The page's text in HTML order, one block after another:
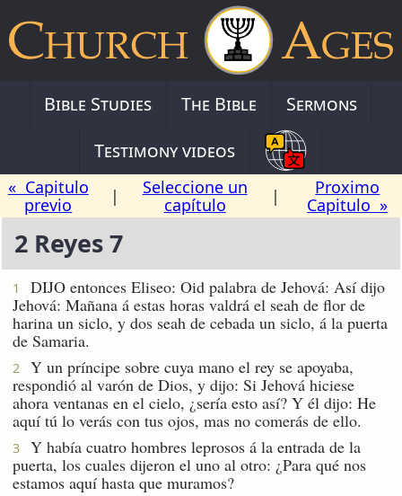
Bible Studies The Bible
Sermons
Testimony videos
« Capitulo
previo
|
Seleccione un
capítulo
|
Proximo
Capitulo »
2 Reyes 7
1
DIJO entonces Eliseo: Oid palabra de Jehová: Así dijo
Jehová: Mañana á estas horas valdrá el seah de flor de
harina un siclo, y dos seah de cebada un siclo, á la puerta
de Samaria.
2
Y un príncipe sobre cuya mano el rey se apoyaba,
respondió al varón de Dios, y dijo: Si Jehová hiciese
ahora ventanas en el cielo, ¿sería esto así? Y él dijo: He
aquí tú lo verás con tus ojos, mas no comerás de ello.
3
Y había cuatro hombres leprosos á la entrada de la
puerta, los cuales dijeron el uno al otro: ¿Para qué nos
estamos aquí hasta que muramos?